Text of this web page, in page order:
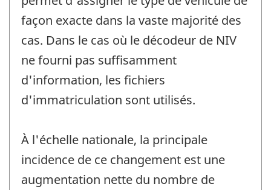
façon exacte dans la vaste majorité des
cas. Dans le cas où le décodeur de NIV
ne fourni pas suffisamment
d'information, les fichiers
d'immatriculation sont utilisés.
À l'échelle nationale, la principale
incidence de ce changement est une
augmentation nette du nombre de